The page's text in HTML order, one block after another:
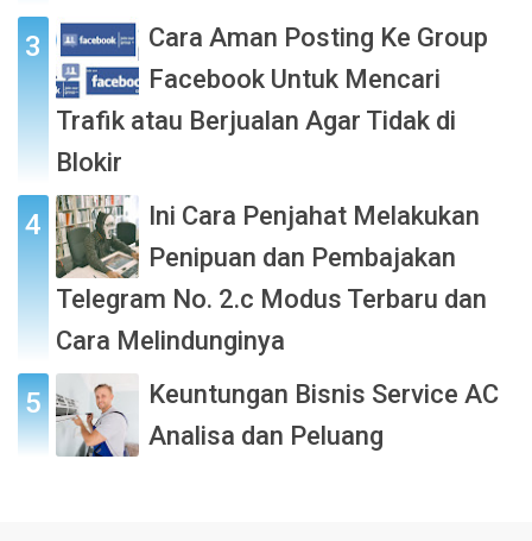
Cara Aman Posting Ke Group
Facebook Untuk Mencari
Trafik atau Berjualan Agar Tidak di
Blokir
Ini Cara Penjahat Melakukan
Penipuan dan Pembajakan
Telegram No. 2.c Modus Terbaru dan
Cara Melindunginya
Keuntungan Bisnis Service AC
Analisa dan Peluang